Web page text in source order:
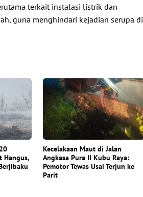
terkait instalasi listrik dan
guna menghindari kejadian serupa di
Hangus,
Kecelakaan Maut di Jalan
Angkasa Pura II Kubu Raya:
Pemotor Tewas Usai Terjun ke
Parit